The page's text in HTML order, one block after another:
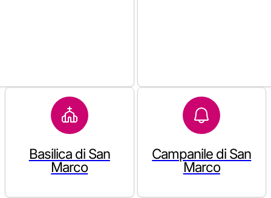
Basilica di San
Marco
Campanile di San
Marco